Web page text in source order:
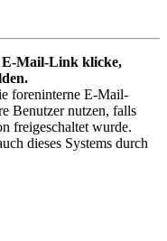
E-Mail-Link klicke,
foreninterne E-Mail-
Benutzer nutzen, falls
freigeschaltet wurde.
dieses Systems durch